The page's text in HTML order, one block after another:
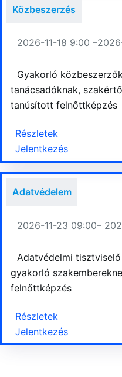
Közbeszerzés
2026-11-18 9:00 –
Gyakorló
tanácsadóknak,
tanúsított felnőttképzés
Részletek
Jelentkezés
Adatvédelem
2026-11-23 09:00–
Adatvédelmi
gyakorló
felnőttképzés
Részletek
Jelentkezés